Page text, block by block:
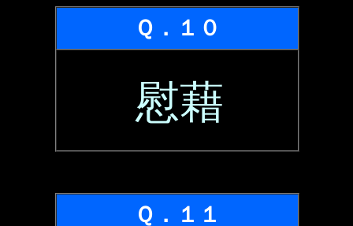
Ｑ．１０
慰藉
Ｑ．１１